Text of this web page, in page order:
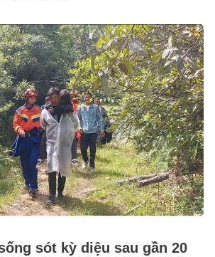
sót kỳ diệu sau gần 20